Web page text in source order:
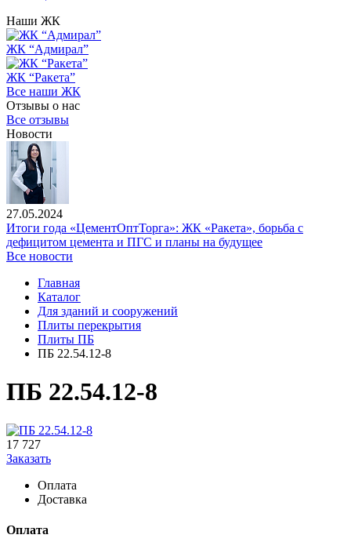
Наши ЖК
ЖК “Адмирал”
ЖК “Ракета”
Все наши ЖК
Отзывы о нас
Все отзывы
Новости
27.05.2024
Итоги года «ЦементОптТорга»: ЖК «Ракета», борьба с
дефицитом цемента и ПГС и планы на будущее
Все новости
Главная
Каталог
Для зданий и сооружений
Плиты перекрытия
Плиты ПБ
ПБ 22.54.12-8
ПБ 22.54.12-8
17 727
Заказать
Оплата
Доставка
Оплата